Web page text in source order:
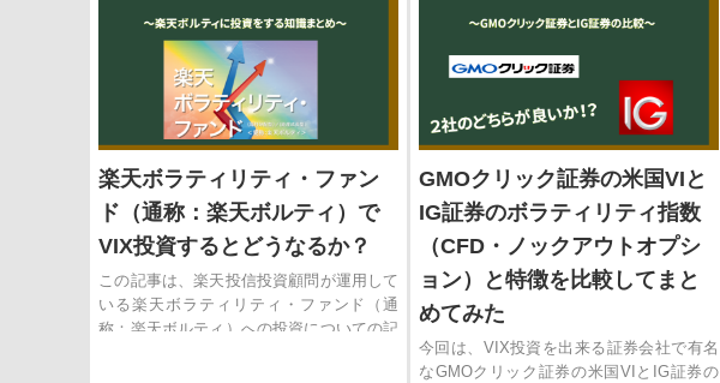
楽天ボラティリティ・ファン
ド（通称：楽天ボルティ）で
VIX投資するとどうなるか？
この記事は、楽天投信投資顧問が運用して
いる楽天ボラティリティ・ファンド（通
称：楽天ボルティ）への投資についての記
GMOクリック証券の米国VIと
IG証券のボラティリティ指数
（CFD・ノックアウトオプシ
ョン）と特徴を比較してまと
めてみた
今回は、VIX投資を出来る証券会社で有名
なGMOクリック証券の米国VIとIG証券の